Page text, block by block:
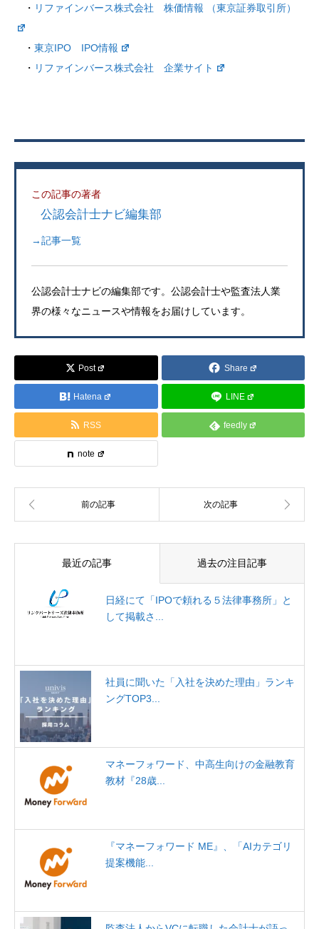
・ リファインバース株式会社 株価情報 （東京証券取引所）
・ 東京IPO IPO情報
・ リファインバース株式会社 企業サイト
この記事の著者
公認会計士ナビ編集部
→記事一覧
公認会計士ナビの編集部です。公認会計士や監査法人業
界の様々なニュースや情報をお届けしています。
Post Share
Hatena LINE
RSS feedly
note
最近の記事 過去の注目記事
日経にて「IPOで頼れる５法律事務所」と
して掲載さ...
社員に聞いた「入社を決めた理由」ランキ
ングTOP3...
マネーフォワード、中高生向けの金融教育
教材『28歳...
『マネーフォワード ME』、「AIカテゴリ
提案機能...